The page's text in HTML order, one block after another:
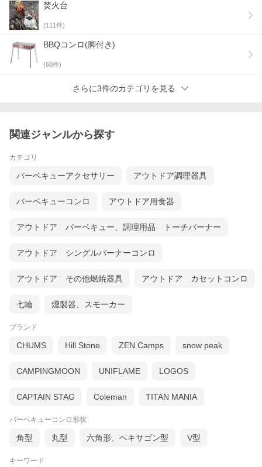
焚火台
(111件)
BBQコンロ(脚付き)
(60件)
さらに3件のカテゴリを見る
関連ジャンルから探す
カテゴリ
バーベキューアクセサリー アウトドア調理器具
バーベキューコンロ アウトドア用食器
アウトドア バーベキュー、調理用品 トーチバーナー
アウトドア シングルバーナーコンロ
アウトドア その他燃焼器具 アウトドア カセットコンロ
七輪 燻製器、スモーカー
ブランド
CHUMS Hill Stone ZEN Camps snow peak
CAMPINGMOON UNIFLAME LOGOS
CAPTAIN STAG Coleman TITAN MANIA
バーベキューコンロ形状
角型 丸型 六角形、ヘキサゴン型 V型
キーワード